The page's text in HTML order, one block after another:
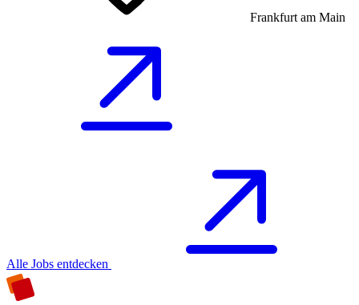
Frankfurt am Main
Alle Jobs entdecken